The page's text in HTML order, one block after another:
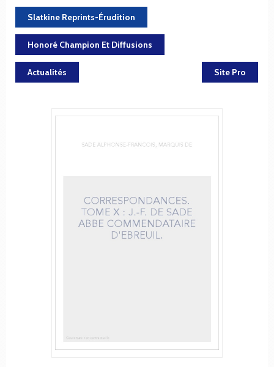
Slatkine Reprints-Érudition
Honoré Champion Et Diffusions
Actualités Site Pro